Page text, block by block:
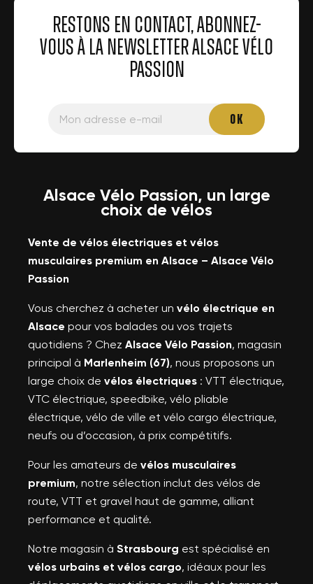
RESTONS EN CONTACT, ABONNEZ-
VOUS À LA NEWSLETTER ALSACE VÉLO
PASSION
Alsace Vélo Passion, un large
choix de vélos
Vente de vélos électriques et vélos
musculaires premium en Alsace – Alsace Vélo
Passion
Vous cherchez à acheter un vélo électrique en
Alsace pour vos balades ou vos trajets
quotidiens ? Chez Alsace Vélo Passion, magasin
principal à Marlenheim (67), nous proposons un
large choix de vélos électriques : VTT électrique,
VTC électrique, speedbike, vélo pliable
électrique, vélo de ville et vélo cargo électrique,
neufs ou d’occasion, à prix compétitifs.
Pour les amateurs de vélos musculaires
premium, notre sélection inclut des vélos de
route, VTT et gravel haut de gamme, alliant
performance et qualité.
Notre magasin à Strasbourg est spécialisé en
vélos urbains et vélos cargo, idéaux pour les